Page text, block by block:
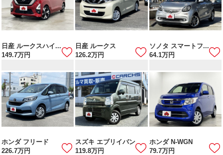
日産 ルークスハイ...
149.7万円
日産 ルークス
126.2万円
ソノタ スマートフ...
64.1万円
ホンダ フリード
226.7万円
スズキ エブリイバン
119.8万円
ホンダ N-WGN
79.7万円